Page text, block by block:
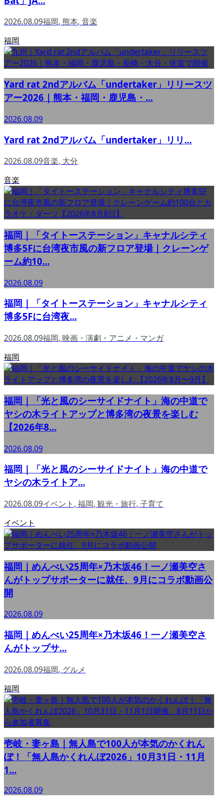
2026.08.09福岡, 熊本, 音楽
福岡
Yard rat 2ndアルバム「undertaker」リリースツ
アー2026｜熊本・福岡・鹿児島・...
2026.08.09
Yard rat 2ndアルバム「undertaker」リリ...
2026.08.09音楽, 大分
音楽
福岡｜「タイトーステーション」キャナルシティ
博多5Fに台湾夜市風の新フロア登場｜クレーンゲ
ーム約10...
2026.08.09
福岡｜「タイトーステーション」キャナルシティ
博多5Fに台湾夜...
2026.08.09福岡, 映画・演劇・アニメ・マンガ
福岡
福岡｜「光と風のシーサイドナイト」海の中道で
ヤシの木ライトアップと博多湾の夜景を楽しむ
【2026年8...
2026.08.09
福岡｜「光と風のシーサイドナイト」海の中道で
ヤシの木ライトア...
2026.08.09イベント , 福岡, 観光・旅行, 子育て
イベント
福岡｜めんべい25周年×乃木坂46！一ノ瀬美空さ
んがトップサポーターに就任、9月にコラボ動画公
開
2026.08.09
福岡｜めんべい25周年×乃木坂46！一ノ瀬美空さ
んがトップサ...
2026.08.09福岡, グルメ
福岡
壱岐・妻ヶ島｜無人島で100人が本気のかくれん
ぼ！「無人島かくれんぼ2026」10月31日・11月
1...
2026.08.09